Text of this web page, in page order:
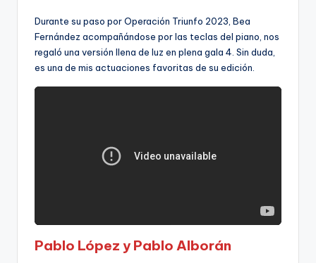
Durante su paso por Operación Triunfo 2023, Bea
Fernández acompañándose por las teclas del piano, nos
regaló una versión llena de luz en plena gala 4. Sin duda,
es una de mis actuaciones favoritas de su edición.
Pablo López y Pablo Alborán